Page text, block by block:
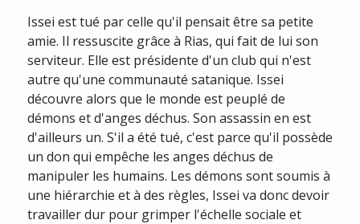
Issei est tué par celle qu'il pensait être sa petite
amie. Il ressuscite grâce à Rias, qui fait de lui son
serviteur. Elle est présidente d'un club qui n'est
autre qu'une communauté satanique. Issei
découvre alors que le monde est peuplé de
démons et d'anges déchus. Son assassin en est
d'ailleurs un. S'il a été tué, c'est parce qu'il possède
un don qui empêche les anges déchus de
manipuler les humains. Les démons sont soumis à
une hiérarchie et à des règles, Issei va donc devoir
travailler dur pour grimper l'échelle sociale et